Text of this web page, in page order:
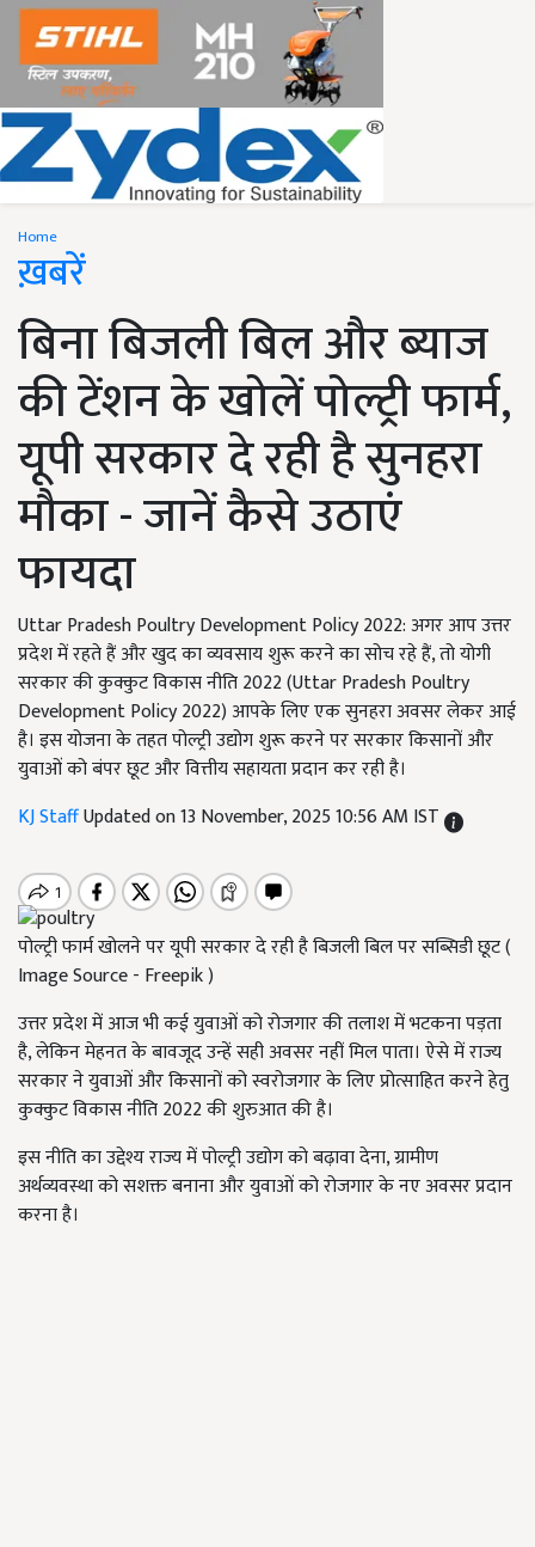
Home
ख़बरें
बिना बिजली बिल और ब्याज
की टेंशन के खोलें पोल्ट्री फार्म,
यूपी सरकार दे रही है सुनहरा
मौका - जानें कैसे उठाएं
फायदा
Uttar Pradesh Poultry Development Policy 2022: अगर आप उत्तर
प्रदेश में रहते हैं और खुद का व्यवसाय शुरू करने का सोच रहे हैं, तो योगी
सरकार की कुक्कुट विकास नीति 2022 (Uttar Pradesh Poultry
Development Policy 2022) आपके लिए एक सुनहरा अवसर लेकर आई
है। इस योजना के तहत पोल्ट्री उद्योग शुरू करने पर सरकार किसानों और
युवाओं को बंपर छूट और वित्तीय सहायता प्रदान कर रही है।
KJ StaffUpdated on 13 November, 2025 10:56 AM IST
पोल्ट्री फार्म खोलने पर यूपी सरकार दे रही है बिजली बिल पर सब्सिडी छूट (
Image Source - Freepik )
उत्तर प्रदेश में आज भी कई युवाओं को रोजगार की तलाश में भटकना पड़ता
है, लेकिन मेहनत के बावजूद उन्हें सही अवसर नहीं मिल पाता। ऐसे में राज्य
सरकार ने युवाओं और किसानों को स्वरोजगार के लिए प्रोत्साहित करने हेतु
कुक्कुट विकास नीति 2022 की शुरुआत की है।
इस नीति का उद्देश्य राज्य में पोल्ट्री उद्योग को बढ़ावा देना, ग्रामीण
अर्थव्यवस्था को सशक्त बनाना और युवाओं को रोजगार के नए अवसर प्रदान
करना है।